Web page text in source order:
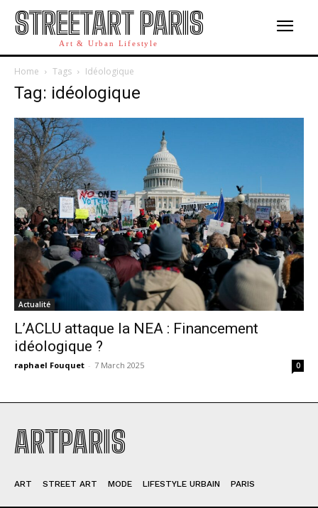
STREETART PARIS
Art & Urban Lifestyle
Home Tags Idéologique
Tag: idéologique
Actualité
L’ACLU attaque la NEA : Financement
idéologique ?
raphael Fouquet - 7 March 2025 0
ARTPARIS
ART STREET ART MODE LIFESTYLE URBAIN PARIS